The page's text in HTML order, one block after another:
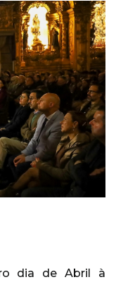
dia de Abril à